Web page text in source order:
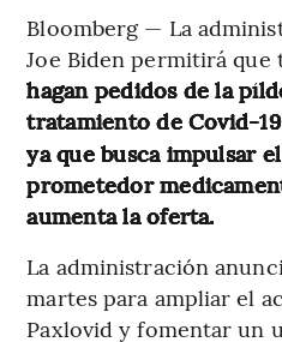
Bloomberg — La
Joe Biden permitirá que
hagan pedidos de la
tratamiento de Covid-
ya que busca impulsar
prometedor
aumenta la oferta.
La administración
martes para ampliar el
Paxlovid y fomentar un